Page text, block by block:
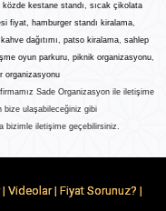
közde kestane standı, sıcak çikolata
fiyat, hamburger standı kiralama,
dağıtımı, patso kiralama, sahlep
oyun parkuru, piknik organizasyonu,
organizasyonu
Sade Organizasyon ile iletişime
bize ulaşabileceğiniz gibi
bizimle iletişime geçebilirsiniz.
| Videolar| Fiyat Sorunuz? |